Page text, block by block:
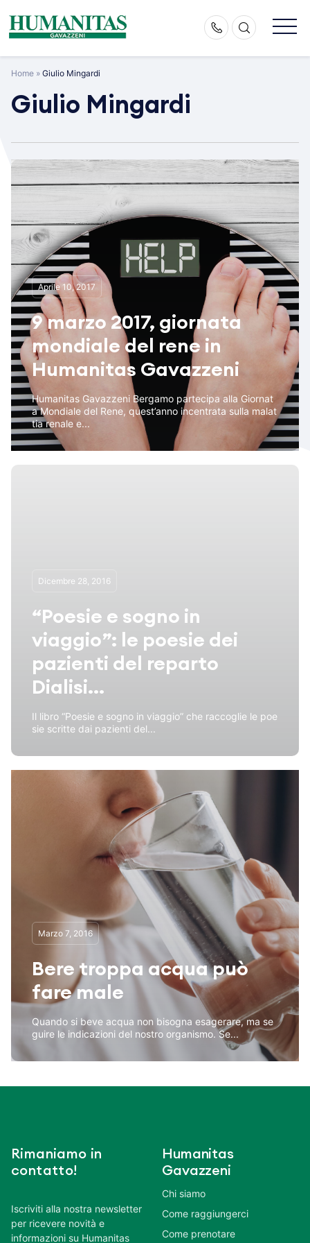
content
Home » Giulio Mingardi
Giulio Mingardi
Aprile 10, 2017
9 marzo 2017, giornata
mondiale del rene in
Humanitas Gavazzeni
Humanitas Gavazzeni Bergamo partecipa alla Giornat
a Mondiale del Rene, quest’anno incentrata sulla malat
tia renale e...
Dicembre 28, 2016
“Poesie e sogno in
viaggio”: le poesie dei
pazienti del reparto
Dialisi...
Il libro “Poesie e sogno in viaggio” che raccoglie le poe
sie scritte dai pazienti del...
Marzo 7, 2016
Bere troppa acqua può
fare male
Quando si beve acqua non bisogna esagerare, ma se
guire le indicazioni del nostro organismo. Se...
Rimaniamo in
contatto!
Iscriviti alla nostra newsletter
per ricevere novità e
informazioni su Humanitas
Humanitas
Gavazzeni
Chi siamo
Come raggiungerci
Come prenotare